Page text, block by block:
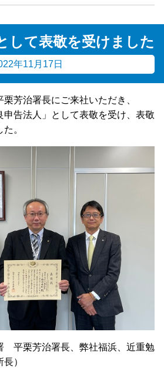
して表敬を受けました
年11月17日
芳治署長にご来社いただき、
申告法人」として表敬を受け、表敬
。
平栗芳治署長、弊社福浜、近重勉
）